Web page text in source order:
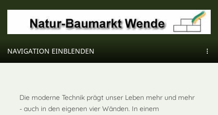
NAVIGATION EINBLENDEN
Die moderne Technik prägt unser Leben mehr und mehr
- auch in den eigenen vier Wänden. In einem